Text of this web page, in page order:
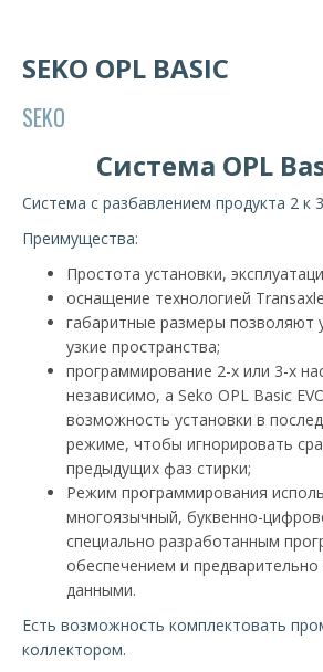
SEKO OPL BASIC
SEKO
Система OPL
Система с разбавлением продукта 2 к
Преимущества:
Простота установки,
оснащение технологией
габаритные размеры позволяют
узкие пространства;
программирование 2-х или 3-х
независимо, а Seko OPL Basic
возможность установки в
режиме, чтобы игнорировать
предыдущих фаз стирки;
Режим программирования
многоязычный, буквенно-
специально разработанным
обеспечением и
данными.
Есть возможность комплектовать
коллектором.